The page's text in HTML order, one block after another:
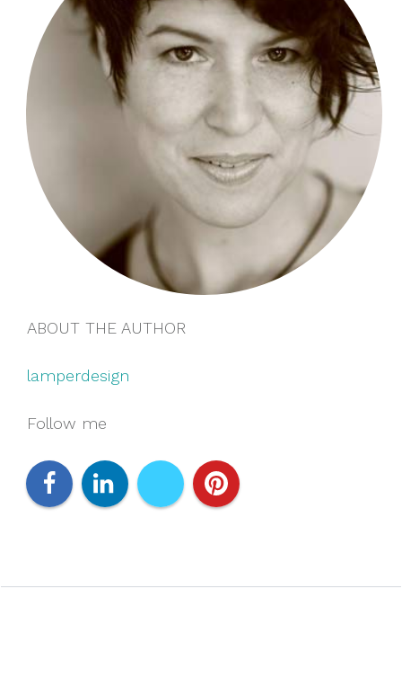
ABOUT THE AUTHOR
lamperdesign
Follow me